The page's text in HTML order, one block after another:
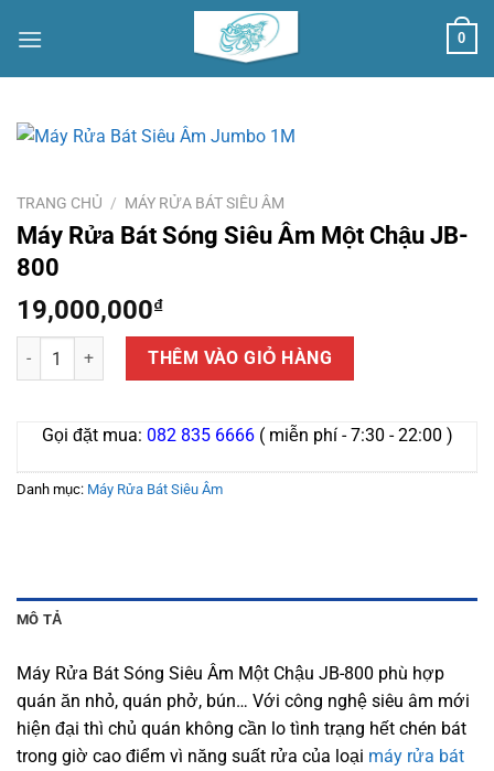
0
TRANG CHỦ / MÁY RỬA BÁT SIÊU ÂM
Máy Rửa Bát Sóng Siêu Âm Một Chậu JB-
800
19,000,000₫
Máy Rửa Bát Sóng Siêu Âm Một Chậu JB-800 số lượng
THÊM VÀO GIỎ HÀNG
Gọi đặt mua: 082 835 6666( miễn phí - 7:30 - 22:00 )
Danh mục: Máy Rửa Bát Siêu Âm
MÔ TẢ
Máy Rửa Bát Sóng Siêu Âm Một Chậu JB-800 phù hợp
quán ăn nhỏ, quán phở, bún… Với công nghệ siêu âm mới
hiện đại thì chủ quán không cần lo tình trạng hết chén bát
trong giờ cao điểm vì năng suất rửa của loại máy rửa bát